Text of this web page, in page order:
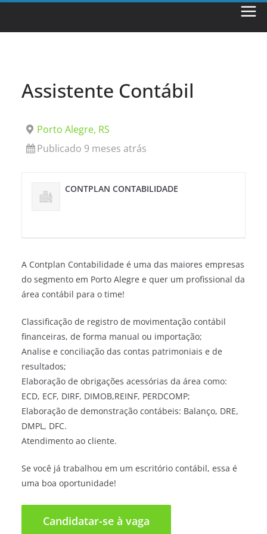
Assistente Contábil
Porto Alegre, RS
Publicado 9 meses atrás
CONTPLAN CONTABILIDADE
A Contplan Contabilidade é uma das maiores empresas
do segmento em Porto Alegre e quer um profissional da
área contábil para o time!
Classificação de registro de movimentação contábil
financeiras, de forma manual ou importação;
Analise e conciliação das contas patrimoniais e de
resultados;
Elaboração de obrigações acessórias da área como:
ECD, ECF, DIRF, DIMOB,REINF, PERDCOMP;
Elaboração de demonstração contábeis: Balanço, DRE,
DMPL, DFC.
Atendimento ao cliente.
Se você já trabalhou em um escritório contábil, essa é
uma boa oportunidade!